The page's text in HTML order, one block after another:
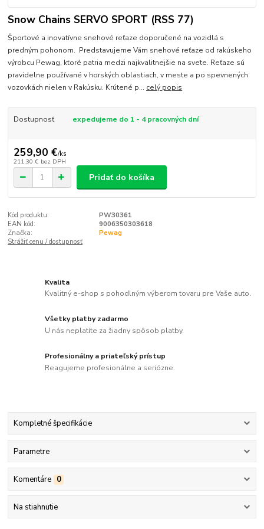
Snow Chains SERVO SPORT (RSS 77)
Športové a inovatívne snehové reťaze doporučené na vozidlá s
predným pohonom. Predstavujeme Vám snehové reťaze od rakúskeho
výrobcu Pewag, ktoré patria medzi najkvalitnejšie na svete. Reťaze sú
pravidelne používané v horských oblastiach, v meste a po spevnených
vozovkách nielen v Rakúsku. Krútené p... celý popis
Dostupnosť expedujeme do 1 - 4 pracovných dní
259,90 €/ks
211,30 € bez DPH
Pridať do košíka
Kód produktu:
PW30361
EAN kód:
9006350303618
Značka:
Pewag
Strážiť cenu / dostupnosť
Kvalita
Kvalitný e-shop s pohodlným výberom tovaru pre Vaše auto.
Všetky platby zadarmo
U nás neplatíte za žiadny spôsob platby.
Profesionálny a priateľský prístup
Reagujeme profesionálne a seriózne.
Kompletné špecifikácie
Parametre
Komentáre 0
Na stiahnutie